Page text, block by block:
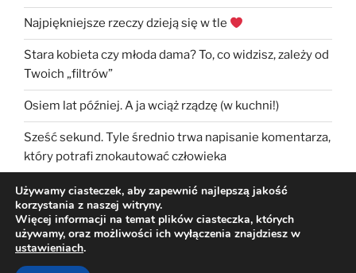
Najpiękniejsze rzeczy dzieją się w tle
Stara kobieta czy młoda dama? To, co widzisz, zależy od
Twoich „filtrów”
Osiem lat później. A ja wciąż rządzę (w kuchni!)
Sześć sekund. Tyle średnio trwa napisanie komentarza,
który potrafi znokautować człowieka
Dumnie wspierane przez WordPress
Używamy ciasteczek, aby zapewnić najlepszą jakość
korzystania z naszej witryny.
Więcej informacji na temat plików ciasteczka, których
używamy, oraz możliwości ich wyłączenia znajdziesz w
ustawieniach.